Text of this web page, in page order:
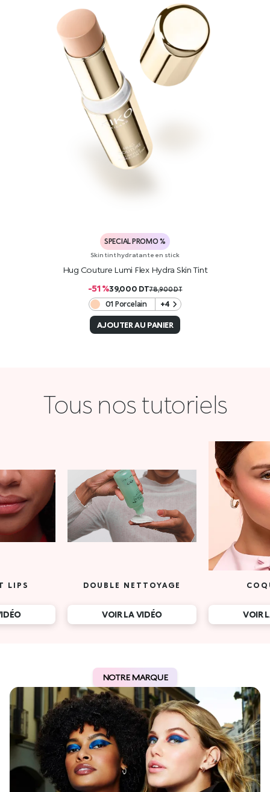
SPECIAL PROMO %
Skin tint hydratante en stick
Hug Couture Lumi Flex Hydra Skin Tint
-51 %39,000 DT78,900DT
01 Porcelain +4
AJOUTER AU PANIER
Tous nos tutoriels
LIPS DOUBLE NETTOYAGE
VOIR LA VIDÉO VOIR
NOTRE MARQUE